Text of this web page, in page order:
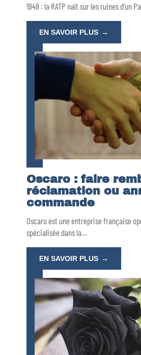
1949 : la RATP naît sur les ruines d'un
EN SAVOIR PLUS
Oscaro : faire
réclamation ou
commande
Oscaro est une entreprise française
spécialisée dans la…
EN SAVOIR PLUS